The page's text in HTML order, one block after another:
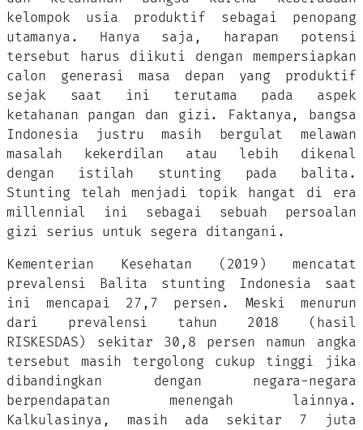
kelompok usia produktif sebagai penopang
utamanya. Hanya saja, harapan potensi
tersebut harus diikuti dengan mempersiapkan
calon generasi masa depan yang produktif
sejak saat ini terutama pada aspek
ketahanan pangan dan gizi. Faktanya, bangsa
Indonesia justru masih bergulat melawan
masalah kekerdilan atau lebih dikenal
dengan istilah stunting pada balita.
Stunting telah menjadi topik hangat di era
millennial ini sebagai sebuah persoalan
gizi serius untuk segera ditangani.
Kementerian Kesehatan (2019) mencatat
prevalensi Balita stunting Indonesia saat
ini mencapai 27,7 persen. Meski menurun
dari prevalensi tahun 2018 (hasil
RISKESDAS) sekitar 30,8 persen namun angka
tersebut masih tergolong cukup tinggi jika
dibandingkan dengan negara-negara
berpendapatan menengah lainnya.
Kalkulasinya, masih ada sekitar 7 juta